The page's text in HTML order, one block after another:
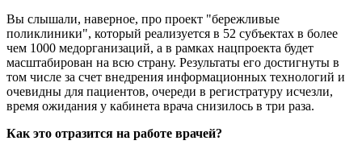
Вы слышали, наверное, про проект "бережливые
поликлиники", который реализуется в 52 субъектах в более
чем 1000 медорганизаций, а в рамках нацпроекта будет
масштабирован на всю страну. Результаты его достигнуты в
том числе за счет внедрения информационных технологий и
очевидны для пациентов, очереди в регистратуру исчезли,
время ожидания у кабинета врача снизилось в три раза.
Как это отразится на работе врачей?